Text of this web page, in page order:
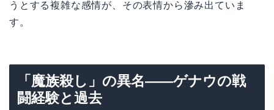
うとする複雑な感情が、その表情から滲み出ていま
す。
「魔族殺し」の異名――ゲナウの戦
闘経験と過去